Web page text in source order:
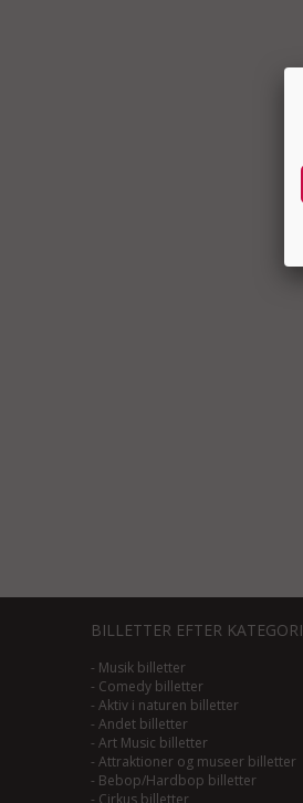
BILLETTER EFTER KATEGORI
- Musik billetter
- Comedy billetter
- Aktiv i naturen billetter
- Andet billetter
- Art Music billetter
- Attraktioner og museer billetter
- Bebop/Hardbop billetter
- Cirkus billetter